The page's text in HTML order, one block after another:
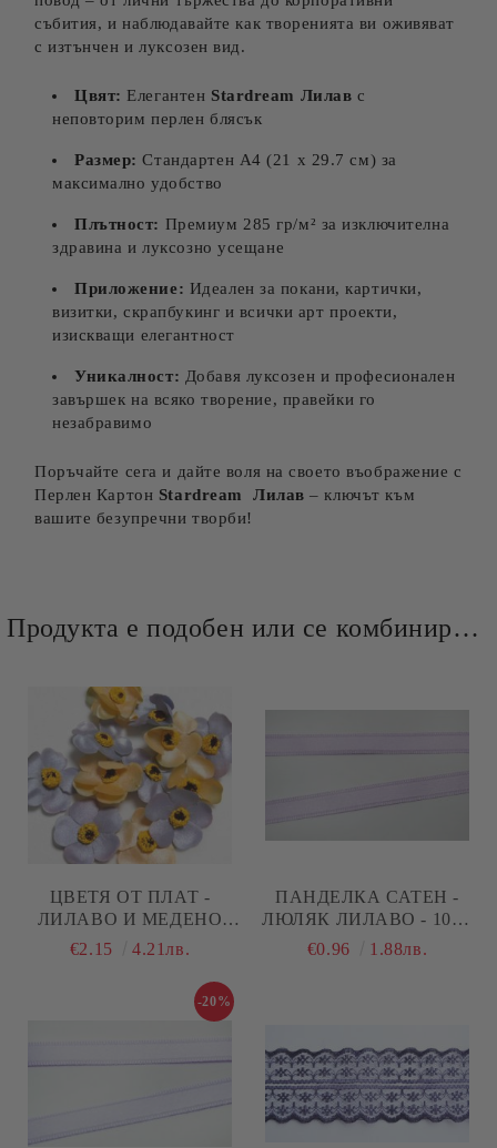
събития, и наблюдавайте как творенията ви оживяват
с изтънчен и луксозен вид.
Цвят: Елегантен Stardream Лилав с
неповторим перлен блясък
Размер: Стандартен A4 (21 x 29.7 см) за
максимално удобство
Плътност: Премиум 285 гр/м² за изключителна
здравина и луксозно усещане
Приложение: Идеален за покани, картички,
визитки, скрапбукинг и всички арт проекти,
изискващи елегантност
Уникалност: Добавя луксозен и професионален
завършек на всяко творение, правейки го
незабравимо
Поръчайте сега и дайте воля на своето въображение с
Перлен Картон Stardream Лилав – ключът към
вашите безупречни творби!
Продукта е подобен или се комбинира добре и със следните продукти :
ЦВЕТЯ ОТ ПЛАТ -
ЛИЛАВО И МЕДЕНО
€2.15 4.21лв.
ПАНДЕЛКА САТЕН -
ЛЮЛЯК ЛИЛАВО - 10М.
№33
€0.96 1.88лв.
-20%